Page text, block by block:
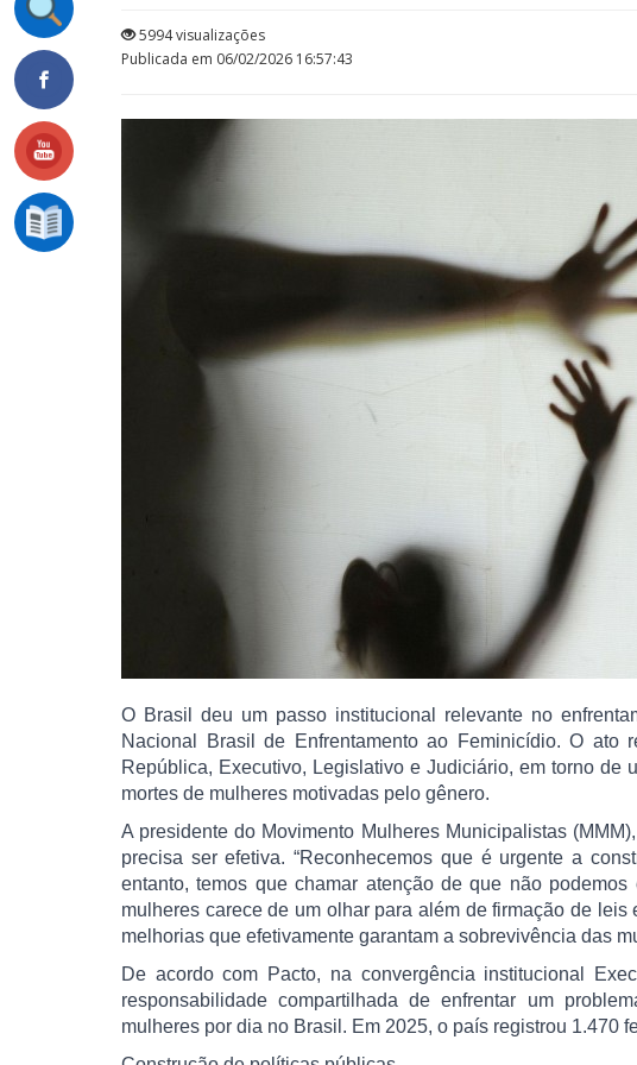
5994 visualizações
Publicada em 06/02/2026 16:57:43
O Brasil deu um passo institucional relevante no
Nacional Brasil de Enfrentamento ao Feminicídio. O
República, Executivo, Legislativo e Judiciário, em torno de
mortes de mulheres motivadas pelo gênero.
A presidente do Movimento Mulheres Municipalistas
precisa ser efetiva. “Reconhecemos que é urgente a
entanto, temos que chamar atenção de que não
mulheres carece de um olhar para além de firmação de
melhorias que efetivamente garantam a sobrevivência das
De acordo com Pacto, na convergência institucional
responsabilidade compartilhada de enfrentar um
mulheres por dia no Brasil. Em 2025, o país registrou 1.470